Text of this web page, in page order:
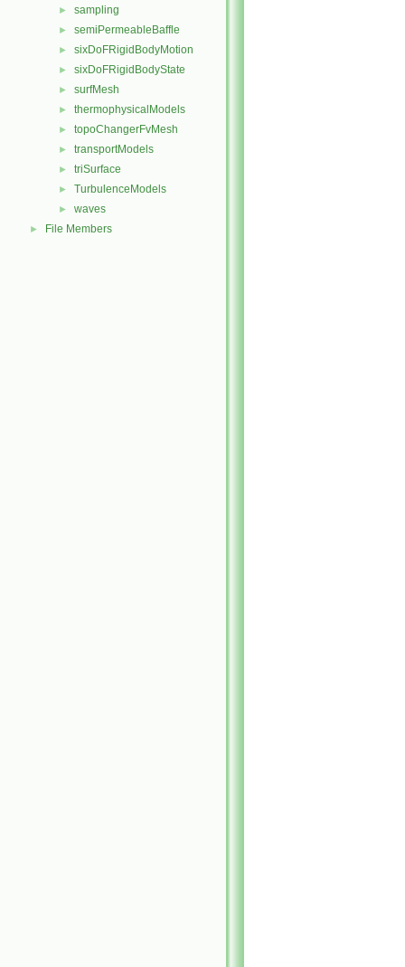
► sampling
► semiPermeableBaffle
► sixDoFRigidBodyMotion
► sixDoFRigidBodyState
► surfMesh
► thermophysicalModels
► topoChangerFvMesh
► transportModels
► triSurface
► TurbulenceModels
► waves
► File Members